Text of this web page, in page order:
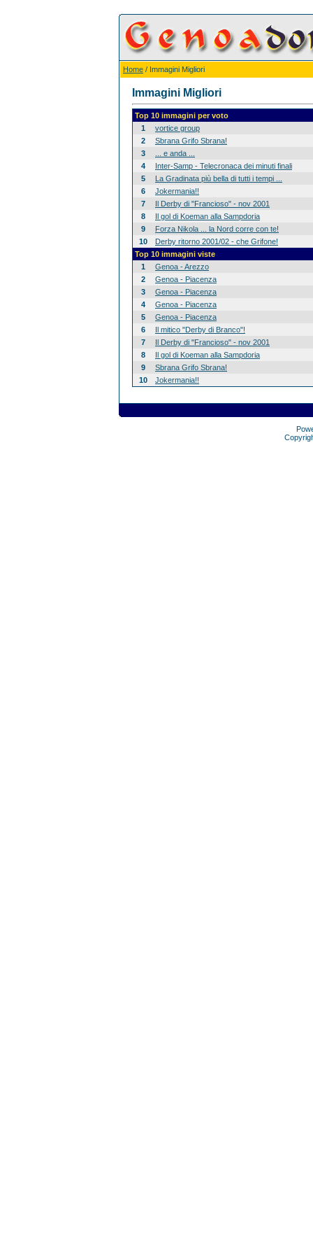
Home / Immagini Migliori
Immagini Migliori
Top 10 immagini per voto
1
vortice group
2
Sbrana Grifo Sbrana!
3
... e anda ...
4
Inter-Samp - Telecronaca dei minuti finali
5
La Gradinata più bella di tutti i tempi ...
6
Jokermania!!
7
Il Derby di "Francioso" - nov 2001
8
Il gol di Koeman alla Sampdoria
9
Forza Nikola ... la Nord corre con te!
10
Derby ritorno 2001/02 - che Grifone!
Top 10 immagini viste
1
Genoa - Arezzo
2
Genoa - Piacenza
3
Genoa - Piacenza
4
Genoa - Piacenza
5
Genoa - Piacenza
6
Il mitico "Derby di Branco"!
7
Il Derby di "Francioso" - nov 2001
8
Il gol di Koeman alla Sampdoria
9
Sbrana Grifo Sbrana!
10
Jokermania!!